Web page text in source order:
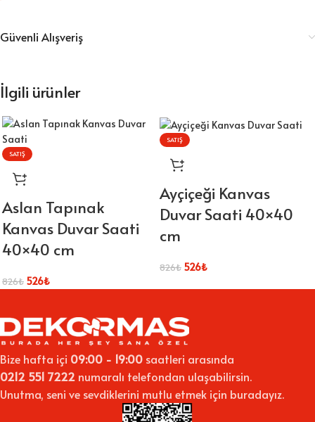
Güvenli Alışveriş
İlgili ürünler
SATIŞ
Aslan Tapınak
Kanvas Duvar Saati
40×40 cm
826₺ 526₺
SATIŞ
Ayçiçeği Kanvas
Duvar Saati 40×40
cm
826₺ 526₺
Bize hafta içi 09:00 - 19:00 saatleri arasında
0212 551 7222 numaralı telefondan ulaşabilirsin.
Unutma, seni ve sevdiklerini mutlu etmek için buradayız.